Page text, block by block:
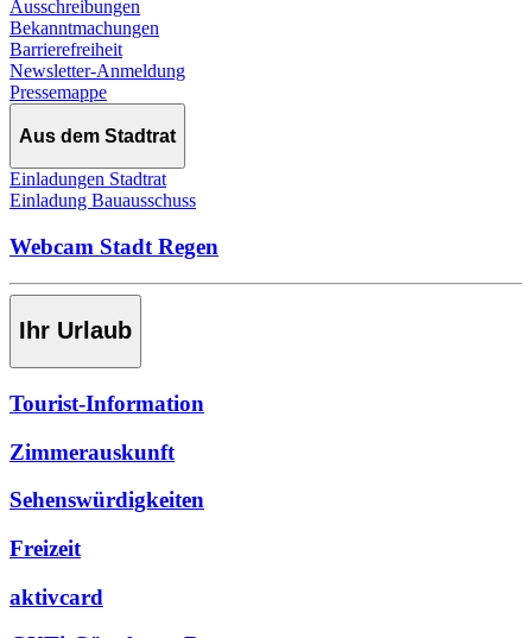
Ausschreibungen
Bekanntmachungen
Barrierefreiheit
Newsletter-Anmeldung
Pressemappe
Aus dem Stadtrat
Einladungen Stadtrat
Einladung Bauausschuss
Webcam Stadt Regen
Ihr Urlaub
Tourist-Information
Zimmerauskunft
Sehenswürdigkeiten
Freizeit
aktivcard